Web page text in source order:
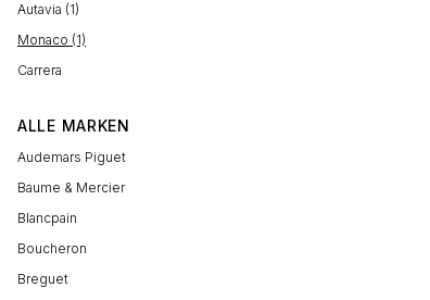
Autavia (1)
Monaco (1)
Carrera
ALLE MARKEN
Audemars Piguet
Baume & Mercier
Blancpain
Boucheron
Breguet